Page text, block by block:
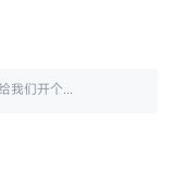
我们开个...